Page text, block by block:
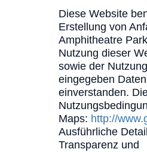
Diese Website
Erstellung von
Amphitheatre
Nutzung dieser
sowie der
eingegeben
einverstanden.
Maps: http://
Ausführliche
Transparenz und